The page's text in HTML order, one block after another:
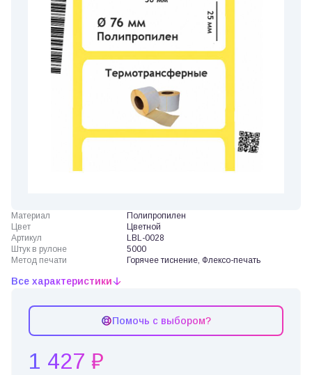
Материал
Полипропилен
Цвет
Цветной
Артикул
LBL-0028
Штук в рулоне
5000
Метод печати
Горячее тиснение, Флексо-печать
Все характеристики
Помочь с выбором?
1 427 ₽